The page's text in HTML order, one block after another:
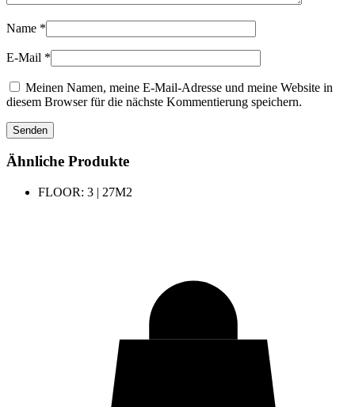
Name *
E-Mail *
Meinen Namen, meine E-Mail-Adresse und meine Website in
diesem Browser für die nächste Kommentierung speichern.
Ähnliche Produkte
FLOOR: 3 | 27M2